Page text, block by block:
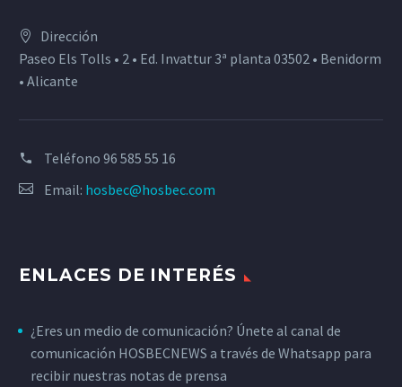
Dirección
Paseo Els Tolls • 2 • Ed. Invattur 3ª planta 03502 • Benidorm
• Alicante
Teléfono 96 585 55 16
Email: hosbec@hosbec.com
ENLACES DE INTERÉS
¿Eres un medio de comunicación? Únete al canal de
comunicación HOSBECNEWS a través de Whatsapp para
recibir nuestras notas de prensa